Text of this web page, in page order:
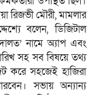
রিজভী মৌরী, মামলার
বলেন, ডিজিটাল
নামে অ্যাপ এবং
সহ সব বিষয়ে তথ্য
করে সহজেই হাজিরা
সভায় অন্যান্য